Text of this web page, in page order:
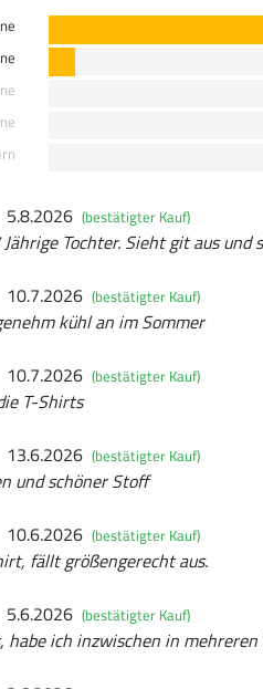
5.8.2026 (bestätigter Kauf)
Tochter. Sieht git aus und
10.7.2026 (bestätigter Kauf)
kühl an im Sommer
10.7.2026 (bestätigter Kauf)
T-Shirts
13.6.2026 (bestätigter Kauf)
und schöner Stoff
10.6.2026 (bestätigter Kauf)
fällt größengerecht aus.
5.6.2026 (bestätigter Kauf)
habe ich inzwischen in mehreren